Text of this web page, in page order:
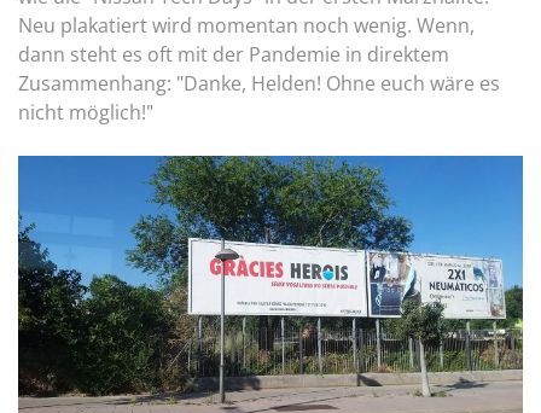
Neu plakatiert wird momentan noch wenig. Wenn,
dann steht es oft mit der Pandemie in direktem
Zusammenhang: "Danke, Helden! Ohne euch wäre es
nicht möglich!"